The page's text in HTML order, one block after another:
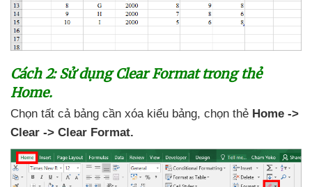
Cách 2: Sử dụng Clear Format trong thẻ
Home.
Chọn tất cả bảng cần xóa kiểu bảng, chọn thẻ Home ->
Clear -> Clear Format.